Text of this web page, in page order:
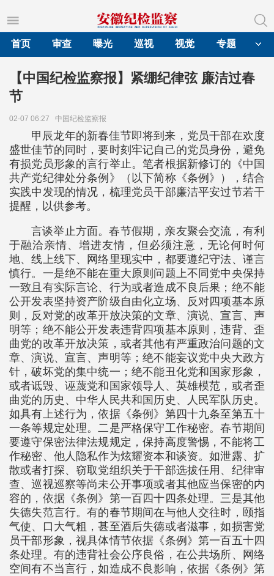
首页
审查 曝光 巡视 视觉 专题
【中国纪检监察报】紧绷纪律弦 廉洁过春
节
02-07 06:27 中国纪检监察报
甲辰龙年的新春佳节即将到来，党员干部在欢度
盛世佳节的同时，要时刻牢记自己的党员身份，避免
有损党员形象的言行举止。笔者根据新修订的《中国
共产党纪律处分条例》（以下简称《条例》），结合
实践中发现的情况，梳理党员干部廉洁平安过节若干
提醒，以供参考。
言谈举止方面。春节假期，亲友聚会交流，有利
于融洽亲情、增进友情，但必须注意，无论何时何
地、线上线下、网络里现实中，都要遵纪守法、谨言
慎行。一是绝不能在重大原则问题上不同党中央保持
一致且有实际言论、行为或者造成不良后果；绝不能
公开发表坚持资产阶级自由化立场、反对四项基本原
则，反对党的改革开放决策的文章、演说、宣言、声
明等；绝不能公开发表违背四项基本原则，违背、歪
曲党的改革开放决策，或者其他有严重政治问题的文
章、演说、宣言、声明等；绝不能妄议党中央大政方
针，破坏党的集中统一；绝不能丑化党和国家形象，
或者诋毁、诬蔑党和国家领导人、英雄模范，或者歪
曲党的历史、中华人民共和国历史、人民军队历史。
如具有上述行为，依据《条例》第四十九条至第五十
一条等规定处理。二是严格保守工作秘密。春节期间
要遵守保密法律法规规定，保持高度警惕，不能将工
作秘密、他人隐私作为炫耀资本和谈资。如泄露、扩
散或者打探、窃取党组织关于干部选拔任用、纪律审
查、巡视巡察等尚未公开事项或者其他应当保密的内
容的，依据《条例》第一百四十四条处理。三是其他
失德失范言行。有的春节期间在与他人交往时，颐指
气使、口大气粗，甚至酒后失德或者滋事，如损害党
员干部形象，视具体情节依据《条例》第一百五十四
条处理。有的违背社会公序良俗，在公共场所、网络
空间有不当言行，如造成不良影响，依据《条例》第